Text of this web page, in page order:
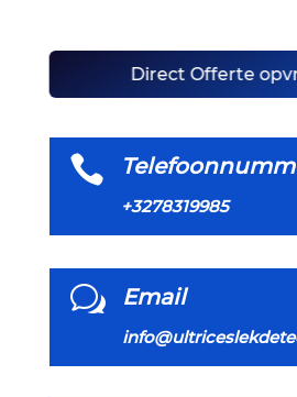
Direct Offerte

+3278319985
w Email